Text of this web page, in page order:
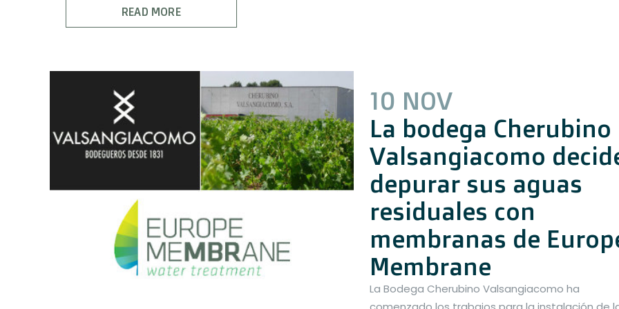
READ MORE
10 NOV
La bodega Cherubino
Valsangiacomo
depurar sus aguas
residuales con
membranas de
Membrane
La Bodega Cherubino Valsangiacomo ha